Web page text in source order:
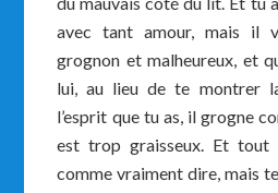
avec tant amour, mais il
grognon et malheureux, et
lui, au lieu de te montrer
l’esprit que tu as, il grogne
est trop graisseux. Et
comme vraiment dire, mais